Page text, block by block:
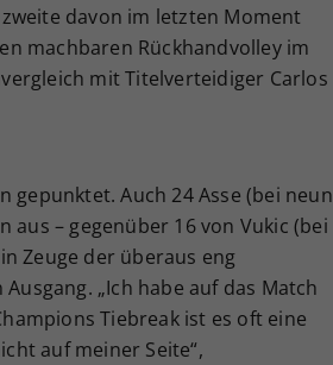
davon im letzten Moment
machbaren Rückhandvolley im
mit Titelverteidiger Carlos
gepunktet. Auch 24 Asse (bei neun
– gegenüber 16 von Vukic (bei
Zeuge der überaus eng
„Ich habe auf das Match
Tiebreak ist es oft eine
auf meiner Seite“,